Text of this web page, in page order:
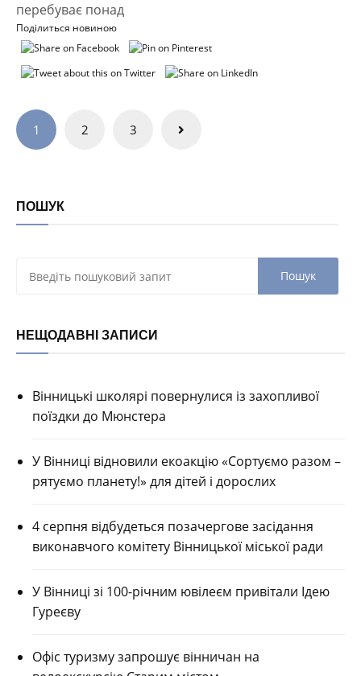
ПОШУК
НЕЩОДАВНІ ЗАПИСИ
Вінницькі школярі повернулися із захопливої
поїздки до Мюнстера
У Вінниці відновили екоакцію «Сортуємо разом –
рятуємо планету!» для дітей і дорослих
4 серпня відбудеться позачергове засідання
виконавчого комітету Вінницької міської ради
У Вінниці зі 100-річним ювілеєм привітали Ідею
Гуреєву
Офіс туризму запрошує вінничан на
перебуває понад
Поділиться новиною
Навігація
записів
1 2 3